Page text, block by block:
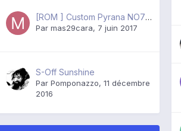
[ROM ] Custom Pyrana NO7-04 Android 7
Par mas29cara, 7 juin 2017
S-Off Sunshine
Par Pomponazzo, 11 décembre
2016